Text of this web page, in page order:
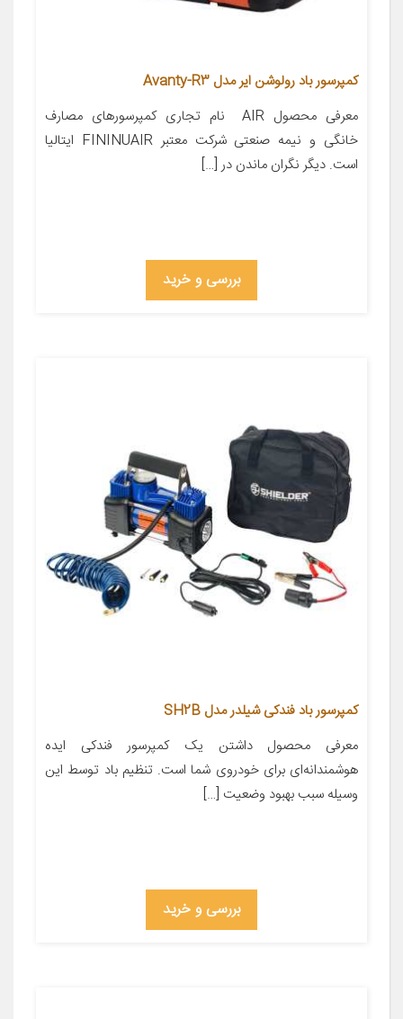
کمپرسور باد رولوشن ایر مدل Avanty-R3
معرفی محصول AIR نام تجاری کمپرسورهای مصارف
خانگی و نیمه صنعتی شرکت معتبر FININUAIR ایتالیا
است. دیگر نگران ماندن در […]
بررسی و خرید
کمپرسور باد فندکی شیلدر مدل SH2B
معرفی محصول داشتن یک کمپرسور فندکی ایده
هوشمندانه‌ای برای خودروی شما است. تنظیم باد توسط این
وسیله سبب بهبود وضعیت […]
بررسی و خرید